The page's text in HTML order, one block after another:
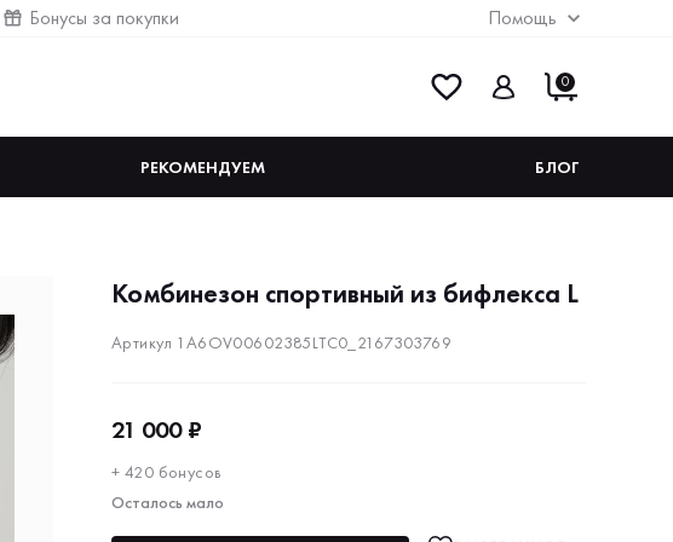
Бонусы за покупки Помощь
0
РЕКОМЕНДУЕМ БЛОГ
Комбинезон спортивный из бифлекса L
Артикул 1A6OV00602385LTC0_2167303769
21 000 ₽
+ 420 бонусов
Осталось мало